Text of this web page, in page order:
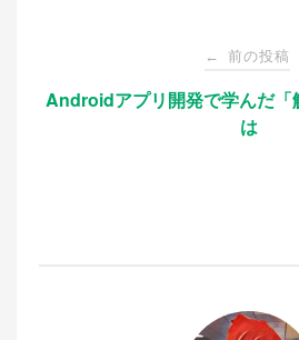
稿
← 前の投稿
Androidアプリ開発で学んだ「
は